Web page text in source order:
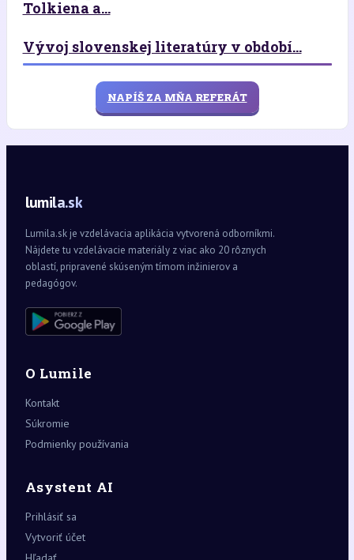
Tolkiena a...
Vývoj slovenskej literatúry v období...
NAPÍŠ ZA MŇA REFERÁT
lumila.sk
Lumila.sk je vzdelávacia aplikácia vytvorená odborníkmi.
Nájdete tu vzdelávacie materiály z viac ako 20 rôznych
oblastí, pripravené skúseným tímom inžinierov a
pedagógov.
O Lumile
Kontakt
Súkromie
Podmienky používania
Asystent AI
Prihlásiť sa
Vytvoriť účet